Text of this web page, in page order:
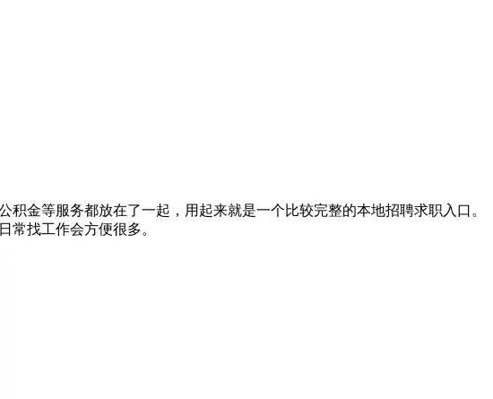
金等服务都放在了一起，用起来就是一个比较完整的本地招聘求职入口。
常找工作会方便很多。